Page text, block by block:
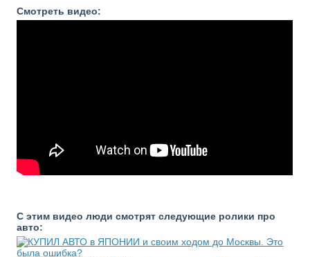
Смотреть видео:
С этим видео люди смотрят следующие ролики про
авто: